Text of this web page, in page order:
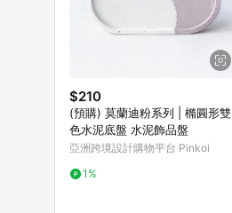
$210
(預購) 莫蘭迪粉系列 | 橢圓形雙
色水泥底盤 水泥飾品盤
亞洲跨境設計購物平台 Pinkoi
1%